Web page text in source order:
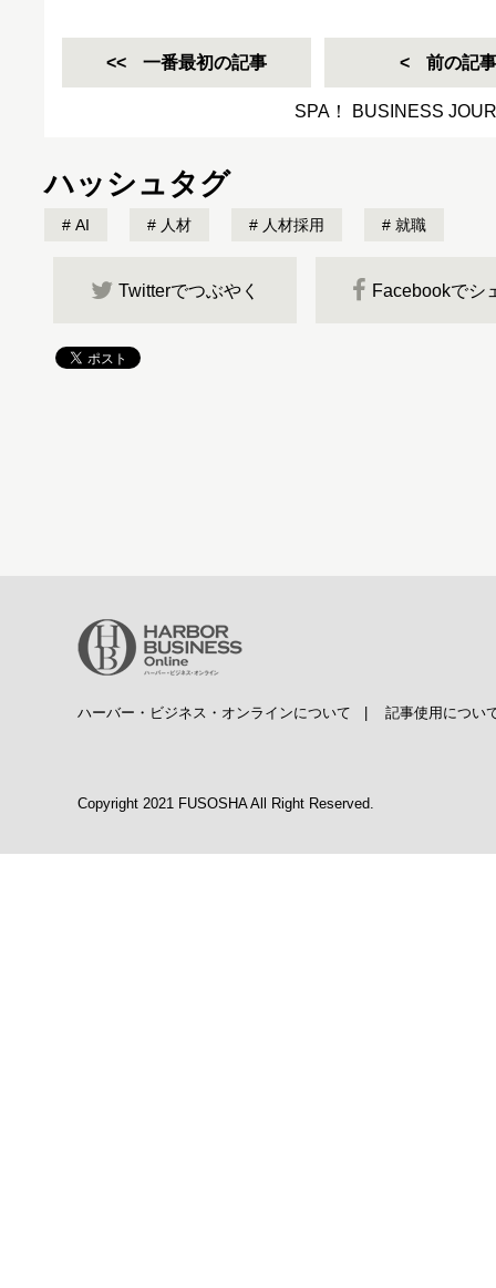
一番最初の記事 前の記事
SPA！ BUSINESS
ハッシュタグ
AI 人材 人材採用 就職
Twitterでつぶやく Facebookでシ
ハーバー・ビジネス・オンラインについて 記事使用につい
Copyright 2021 FUSOSHA All Right Reserved.